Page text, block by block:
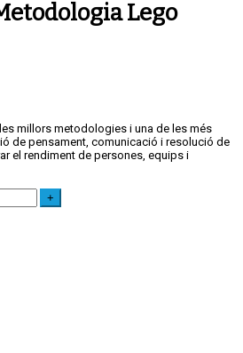
Lego
millors metodologies i una de les més
de pensament, comunicació i resolució de
el rendiment de persones, equips i
+